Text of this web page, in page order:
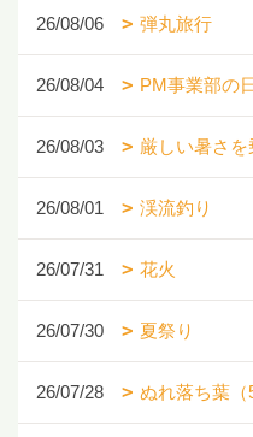
26/08/06 弾丸旅行
26/08/04 PM事業部の
26/08/03 厳しい暑さを
26/08/01 渓流釣り
26/07/31 花火
26/07/30 夏祭り
26/07/28 ぬれ落ち葉（